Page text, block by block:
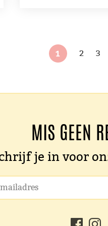
1 2 3
MIS GEEN
je in voor